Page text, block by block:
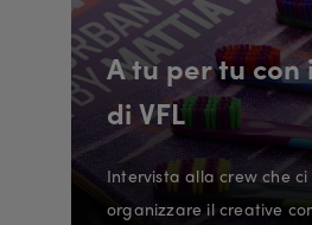
A tu per tu
di VFL
Intervista alla crew che
organizzare il creative